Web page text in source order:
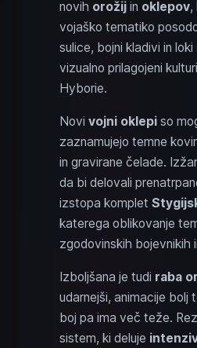
novih orožij in oklepov,
vojaško tematiko
sulice, bojni kladivi in
vizualno prilagojeni
Hyborie.
Novi vojni oklepi so
zaznamujejo temne
in gravirane čelade.
da bi delovali
izstopa komplet
katerega oblikovanje
zgodovinskih bojevnikih
Izboljšana je tudi raba
udarnejši, animacije bolj
boj pa ima več teže.
sistem, ki deluje